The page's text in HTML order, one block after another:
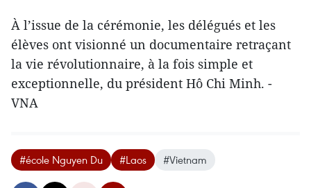
À l’issue de la cérémonie, les délégués et les
élèves ont visionné un documentaire retraçant
la vie révolutionnaire, à la fois simple et
exceptionnelle, du président Hô Chi Minh. -
VNA
#école Nguyen Du #Laos #Vietnam